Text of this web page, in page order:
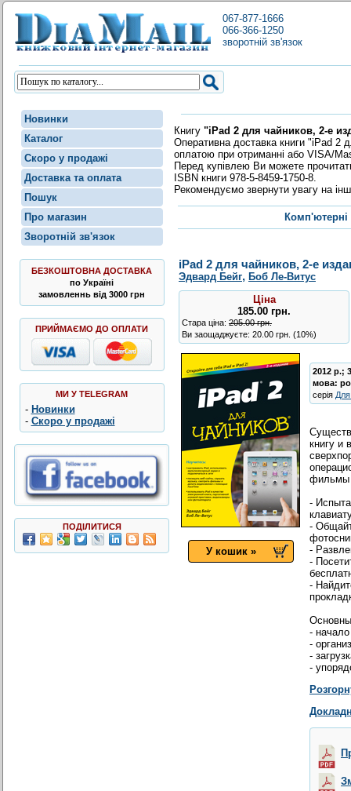
067-877-1666
066-366-1250
зворотній зв'язок
Новинки
Каталог
Скоро у продажі
Доставка та оплата
Пошук
Про магазин
Зворотній зв'язок
БЕЗКОШТОВНА ДОСТАВКА
по Україні
замовленнь від 3000 грн
ПРИЙМАЄМО ДО ОПЛАТИ
МИ У TELEGRAM
- Новинки
- Скоро у продажі
ПОДІЛИТИСЯ
Книгу "iPad 2 для чайников, 2-е
Оперативна доставка книги "iPad 2
оплатою при отриманні або VISA/
Перед купівлею Ви можете
ISBN книги 978-5-8459-1750-8.
Рекомендуємо звернути увагу на
Комп'ютерні
iPad 2 для чайников, 2-е
Эдвард Бейг, Боб Ле-Витус
Ціна
185.00 грн.
Стара ціна: 205.00 грн.
Ви заощаджуєте: 20.00 грн. (10%)
У кошик »
2012 р.;
мова:
серія
книгу и
фильмы
-
-
-
-
-
-
-
-
-